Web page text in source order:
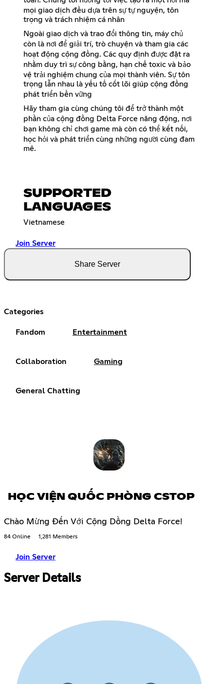
mọi giao dịch đều dựa trên sự tự nguyện, tôn
trọng và trách nhiệm cá nhân
Ngoài giao dịch và trao đổi thông tin, máy chủ
còn là nơi để giải trí, trò chuyện và tham gia các
hoạt động cộng đồng. Các quy định được đặt ra
nhằm duy trì sự công bằng, hạn chế toxic và bảo
vệ trải nghiệm chung của mọi thành viên. Sự tôn
trọng lẫn nhau là yếu tố cốt lõi giúp cộng đồng
phát triển bền vững
Hãy tham gia cùng chúng tôi để trở thành một
phần của cộng đồng Delta Force năng động, nơi
bạn không chỉ chơi game mà còn có thể kết nối,
học hỏi và phát triển cùng những người cùng đam
mê.
SUPPORTED
LANGUAGES
Vietnamese
Join Server
Share Server
Categories
Fandom Entertainment
Collaboration Gaming
General Chatting
HỌC VIỆN QUỐC PHÒNG CSTOP
Chào Mừng Đến Với Cộng Dồng Delta Force!
84 Online 1,281 Members
Join Server
Server Details